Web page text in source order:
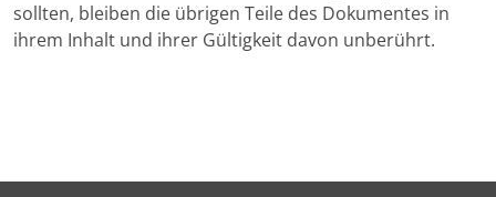
sollten, bleiben die übrigen Teile des Dokumentes in
ihrem Inhalt und ihrer Gültigkeit davon unberührt.